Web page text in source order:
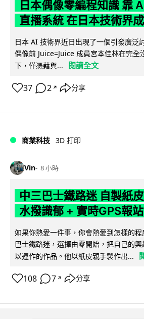
日本偶像零編程知識 靠
直播系統 在日本技術界
日本 AI 技術界近日出現了一個引發廣泛
偶像前 Juice=Juice 成員宮本佳林在完全
下，僅憑藉與...
閱讀全文
37 2 ↗ 分享
商業科技 3D 打印
Vin 8 小時
中三巴士鐵路迷 自製紙
水撥識郁 + 實時GPS報站
如果你熱愛一件事，你會熱愛到怎樣的
巴士鐵路迷，選擇由零開始，把自己的
以運作的作品。他以紙皮親手製作出...
108 7 ↗ 分享